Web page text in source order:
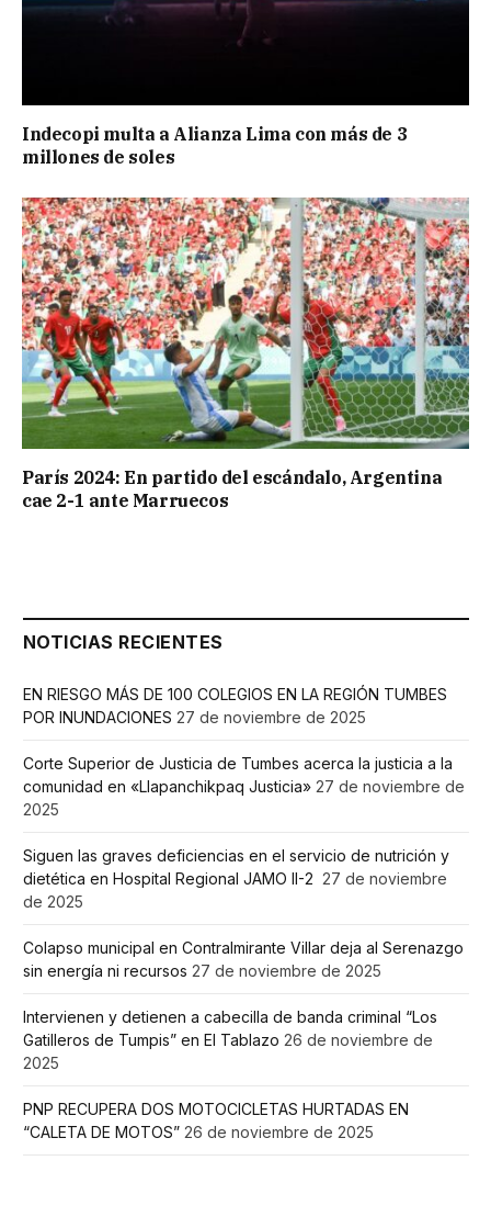
Indecopi multa a Alianza Lima con más de 3
millones de soles
París 2024: En partido del escándalo, Argentina
cae 2-1 ante Marruecos
NOTICIAS RECIENTES
EN RIESGO MÁS DE 100 COLEGIOS EN LA REGIÓN TUMBES
POR INUNDACIONES 27 de noviembre de 2025
Corte Superior de Justicia de Tumbes acerca la justicia a la
comunidad en «Llapanchikpaq Justicia» 27 de noviembre de
2025
Siguen las graves deficiencias en el servicio de nutrición y
dietética en Hospital Regional JAMO II-2 27 de noviembre
de 2025
Colapso municipal en Contralmirante Villar deja al Serenazgo
sin energía ni recursos 27 de noviembre de 2025
Intervienen y detienen a cabecilla de banda criminal “Los
Gatilleros de Tumpis” en El Tablazo 26 de noviembre de
2025
PNP RECUPERA DOS MOTOCICLETAS HURTADAS EN
“CALETA DE MOTOS” 26 de noviembre de 2025